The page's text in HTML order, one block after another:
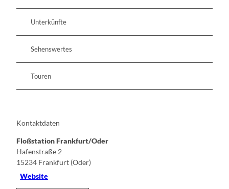
Unterkünfte
Sehenswertes
Touren
Kontaktdaten
Floßstation Frankfurt/Oder
Hafenstraße 2
15234 Frankfurt (Oder)
Website